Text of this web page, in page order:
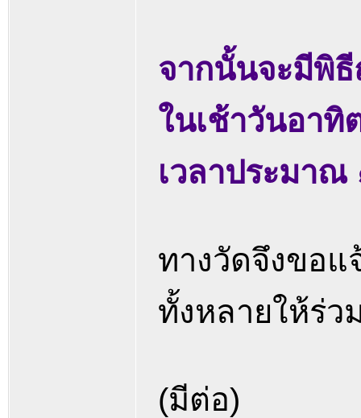
จากนั้นจะมีพิธี
ในเช้าวันอา
เวลาประมาณ
ทางวัดจึงขอแ
ทั้งหลายให้ร่
(มีต่อ)